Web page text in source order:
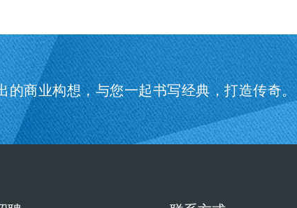
的商业构想，与您一起书写经典，打造传奇。